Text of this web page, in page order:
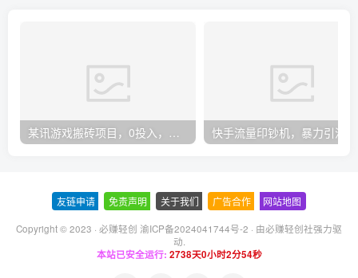
某讯游戏搬砖项目，0投入，可以挂机，轻松上手,月入3000+上不封顶
友链申请 免责声明 关于我们 广告合作 网站地图
Copyright © 2023 · 必赚轻创 渝ICP备2024041744号-2 · 由必赚轻创社强力驱
动.
本站已安全运行: 2738天0小时2分54秒